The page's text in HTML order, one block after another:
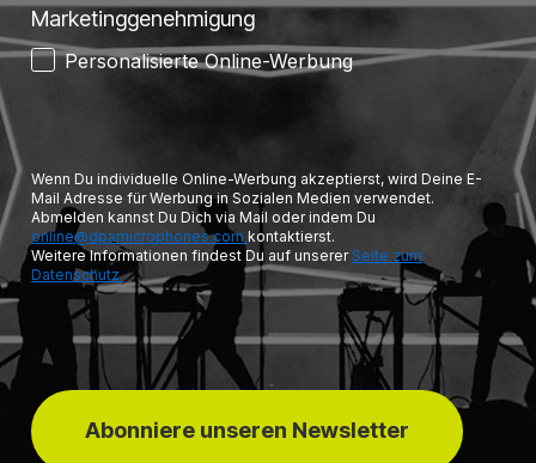
Marketinggenehmigung
Personalisierte Online-Werbung
Wenn Du individuelle Online-Werbung akzeptierst, wird Deine E-
Mail Adresse für Werbung in Sozialen Medien verwendet.
Abmelden kannst Du Dich via Mail oder indem Du
online@dpamicrophones.com kontaktierst.
Weitere Informationen findest Du auf unserer Seite zum
Datenschutz.
Abonniere unseren Newsletter